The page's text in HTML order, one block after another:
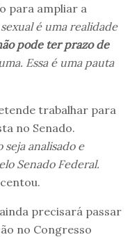
para ampliar a
é uma realidade
pode ter prazo de
Essa é uma pauta
trabalhar para
no Senado.
analisado e
Senado Federal.
precisará passar
no Congresso